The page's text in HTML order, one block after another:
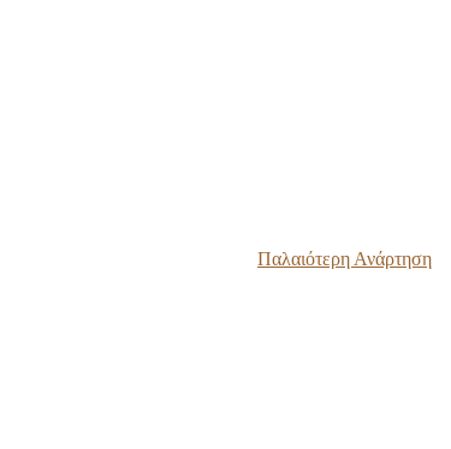
Παλαιότερη Ανάρτηση